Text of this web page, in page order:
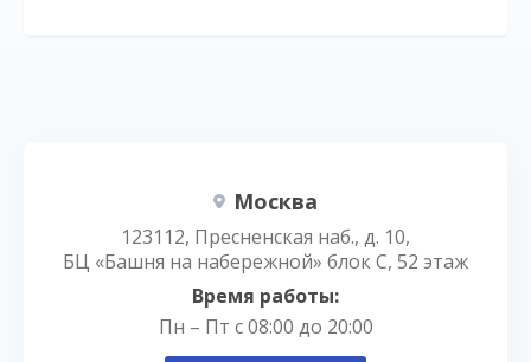
Москва
123112, Пресненская наб., д. 10,
БЦ «Башня на набережной» блок С, 52 этаж
Время работы:
Пн – Пт с 08:00 до 20:00